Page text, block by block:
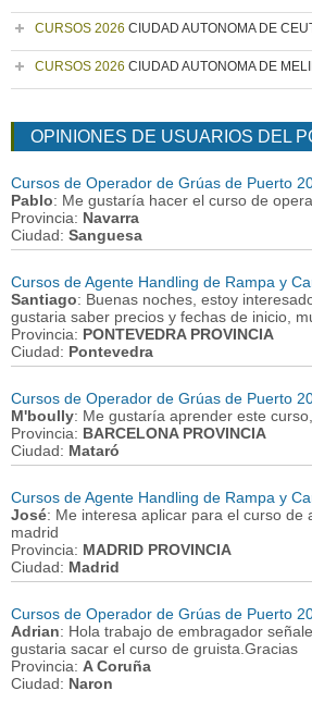
CURSOS 2026 CIUDAD AUTONOMA DE
CURSOS 2026 CIUDAD AUTONOMA DE
OPINIONES DE USUARIOS DEL
Cursos de Operador de Grúas de Puerto
Pablo: Me gustaría hacer el curso de
Provincia: Navarra
Ciudad: Sanguesa
Cursos de Agente Handling de Rampa y
Santiago: Buenas noches, estoy
gustaria saber precios y fechas de inicio,
Provincia: PONTEVEDRA PROVINCIA
Ciudad: Pontevedra
Cursos de Operador de Grúas de Puerto
M'boully: Me gustaría aprender este
Provincia: BARCELONA PROVINCIA
Ciudad: Mataró
Cursos de Agente Handling de Rampa y
José: Me interesa aplicar para el curso de
madrid
Provincia: MADRID PROVINCIA
Ciudad: Madrid
Cursos de Operador de Grúas de Puerto
Adrian: Hola trabajo de embragador
gustaria sacar el curso de gruista.Gracias
Provincia: A Coruña
Ciudad: Naron